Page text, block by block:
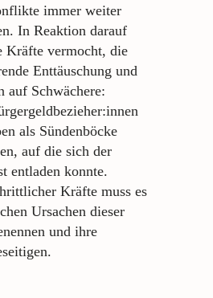
immer weiter
In Reaktion darauf
Kräfte vermocht, die
Enttäuschung und
auf Schwächere:
als Sündenböcke
auf die sich der
entladen konnte.
Kräfte muss es
Ursachen dieser
und ihre